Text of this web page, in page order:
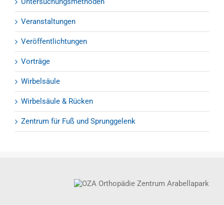
Veranstaltungen
Veröffentlichtungen
Vorträge
Wirbelsäule
Wirbelsäule & Rücken
Zentrum für Fuß und Sprunggelenk